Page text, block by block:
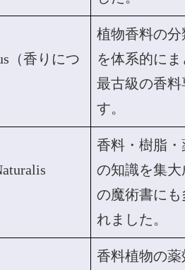
（香りにつ
植物香料の
を体系的に
最古級の香
す。
香料・樹脂
の知識を集
の魔術書にも
れました。
香料植物の